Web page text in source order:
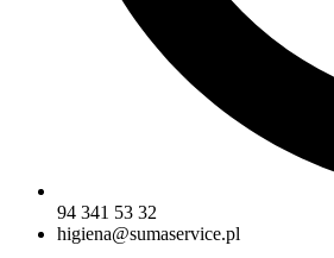
94 341 53 32
higiena@sumaservice.pl